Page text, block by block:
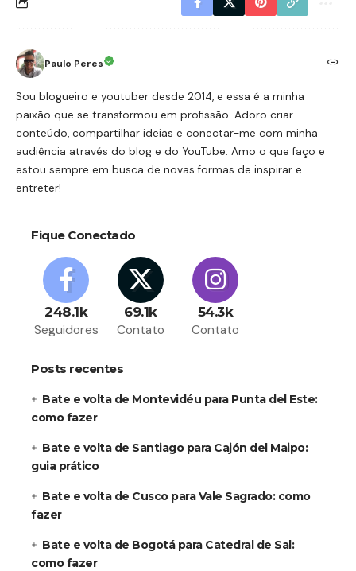
Paulo Peres
Sou blogueiro e youtuber desde 2014, e essa é a minha
paixão que se transformou em profissão. Adoro criar
conteúdo, compartilhar ideias e conectar-me com minha
audiência através do blog e do YouTube. Amo o que faço e
estou sempre em busca de novas formas de inspirar e
entreter!
Fique Conectado
248.1k
Seguidores
69.1k
Contato
54.3k
Contato
Posts recentes
Bate e volta de Montevidéu para Punta del Este:
como fazer
Bate e volta de Santiago para Cajón del Maipo:
guia prático
Bate e volta de Cusco para Vale Sagrado: como
fazer
Bate e volta de Bogotá para Catedral de Sal:
como fazer